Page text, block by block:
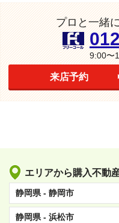
プロと一緒
9:00〜
来店予約
エリアから購入不動
静岡県 - 静岡市
静岡県 - 浜松市